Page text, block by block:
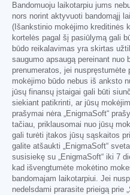
Bandomuoju laikotarpiu jums
nors norint aktyvuoti bandomąjį
(Išankstinio mokėjimo kreditinės
kortelės pagal šį pasiūlymą gali
būdo reikalavimas yra skirtas
saugumo apsaugą pereinant nuo
prenumeratos, jei
mokėjimo būdo nebus iš anksto
jūsų finansų įstaigai gali būti
siekiant patikrinti, ar jūsų
prašymai nėra „EnigmaSoft“
tačiau, priklausomai nuo jūsų
gali turėti įtakos jūsų sąskaitos
galite atšaukti „EnigmaSoft“
susisiekę su „EnigmaSoft“ iki 7
kad išvengtumėte mokėtino
bandomajam laikotarpiui. Jei
nedelsdami prarasite prieigą prie